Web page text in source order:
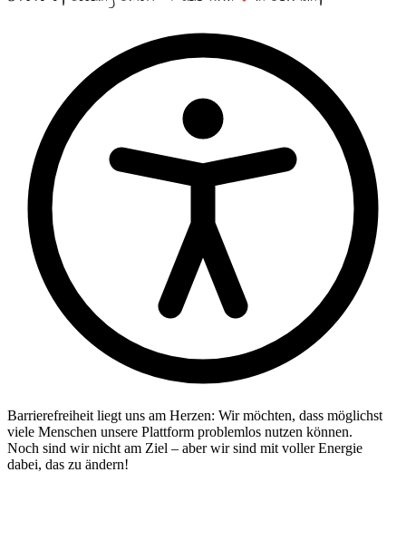
Barrierefreiheit liegt uns am Herzen: Wir möchten, dass möglichst
viele Menschen unsere Plattform problemlos nutzen können.
Noch sind wir nicht am Ziel – aber wir sind mit voller Energie
dabei, das zu ändern!